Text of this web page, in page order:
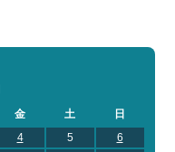
金 土
日
4 5
6